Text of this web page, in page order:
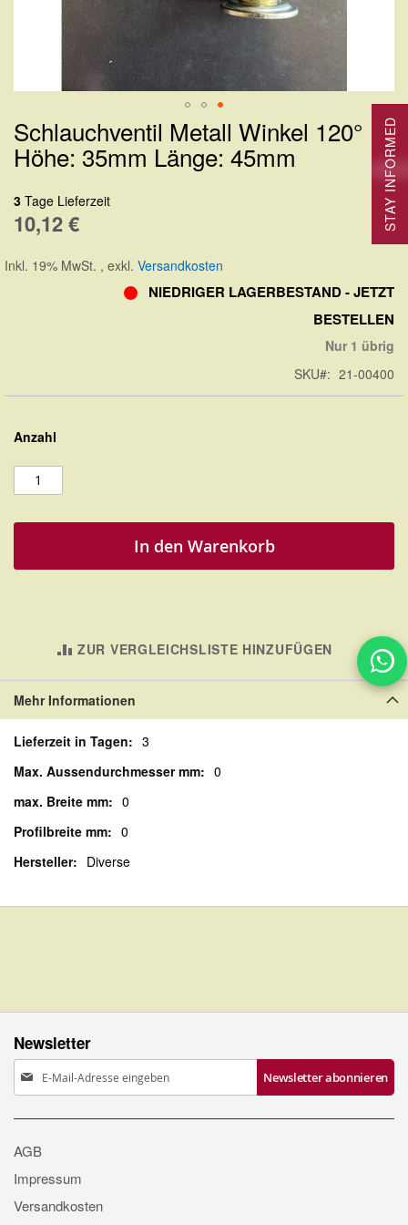
Zum
Anfang
Bildergalerie
springen
Schlauchventil Metall Winkel 120°
Höhe: 35mm Länge: 45mm
3 Tage Lieferzeit
10,12 €
Inkl. 19% MwSt. , exkl. Versandkosten
NIEDRIGER LAGERBESTAND - JETZT
BESTELLEN
Nur 1 übrig
SKU
21-00400
Anzahl
In den Warenkorb
ZUR VERGLEICHSLISTE HINZUFÜGEN
Mehr Informationen
Mehr
Informationen
3
0
0
0
Diverse
Newsletter
Anmeldung
zum
Newsletter:
Newsletter abonnieren
AGB
Impressum
Versandkosten
STAY INFORMED